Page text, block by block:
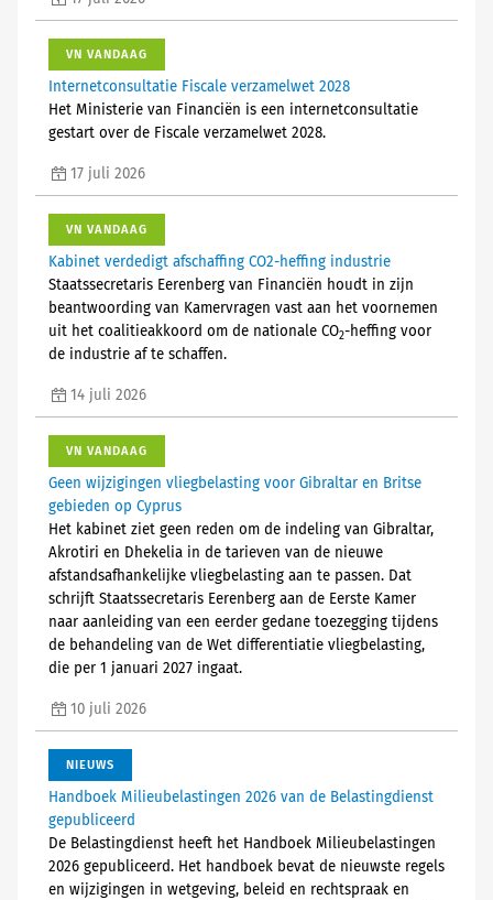
VN VANDAAG
Internetconsultatie Fiscale verzamelwet 2028
Het Ministerie van Financiën is een internetconsultatie
gestart over de Fiscale verzamelwet 2028.
17 juli 2026
VN VANDAAG
Kabinet verdedigt afschaffing CO2-heffing industrie
Staatssecretaris Eerenberg van Financiën houdt in zijn
beantwoording van Kamervragen vast aan het voornemen
uit het coalitieakkoord om de nationale CO2-heffing voor
de industrie af te schaffen.
14 juli 2026
VN VANDAAG
Geen wijzigingen vliegbelasting voor Gibraltar en Britse
gebieden op Cyprus
Het kabinet ziet geen reden om de indeling van Gibraltar,
Akrotiri en Dhekelia in de tarieven van de nieuwe
afstandsafhankelijke vliegbelasting aan te passen. Dat
schrijft Staatssecretaris Eerenberg aan de Eerste Kamer
naar aanleiding van een eerder gedane toezegging tijdens
de behandeling van de Wet differentiatie vliegbelasting,
die per 1 januari 2027 ingaat.
10 juli 2026
NIEUWS
Handboek Milieubelastingen 2026 van de Belastingdienst
gepubliceerd
De Belastingdienst heeft het Handboek Milieubelastingen
2026 gepubliceerd. Het handboek bevat de nieuwste regels
en wijzigingen in wetgeving, beleid en rechtspraak en